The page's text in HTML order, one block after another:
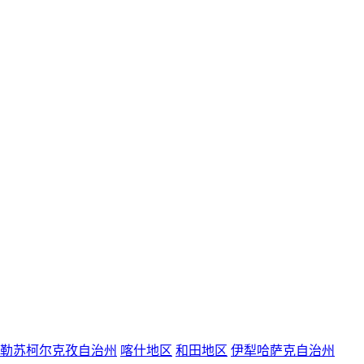
苏柯尔克孜自治州 喀什地区 和田地区 伊犁哈萨克自治州